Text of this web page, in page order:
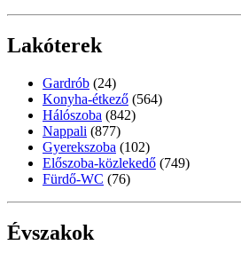
Lakóterek
Gardrób (24)
Konyha-étkező (564)
Hálószoba (842)
Nappali (877)
Gyerekszoba (102)
Előszoba-közlekedő (749)
Fürdő-WC (76)
Évszakok